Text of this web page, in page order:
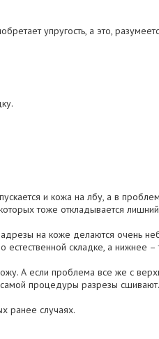
упругость, а это,
и кожа на лбу, а в
тоже откладывается
на коже делаются очень
складке, а нижнее –
А если проблема все же с
процедуры разрезы сшивают.
ранее случаях.